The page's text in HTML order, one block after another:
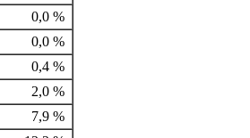
0,0 %
0,0 %
0,4 %
2,0 %
7,9 %